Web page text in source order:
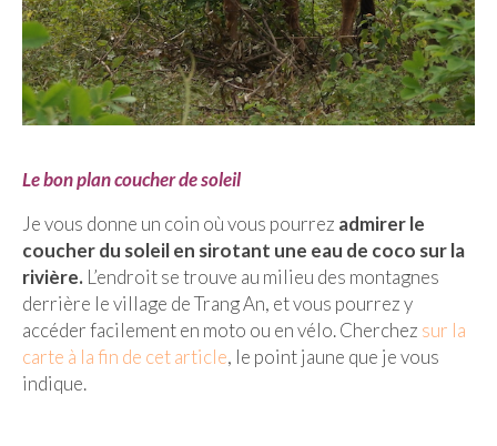
Le bon plan coucher de soleil
Je vous donne un coin où vous pourrez admirer le
coucher du soleil en sirotant une eau de coco sur la
rivière. L’endroit se trouve au milieu des montagnes
derrière le village de Trang An, et vous pourrez y
accéder facilement en moto ou en vélo. Cherchez sur la
carte à la fin de cet article, le point jaune que je vous
indique.